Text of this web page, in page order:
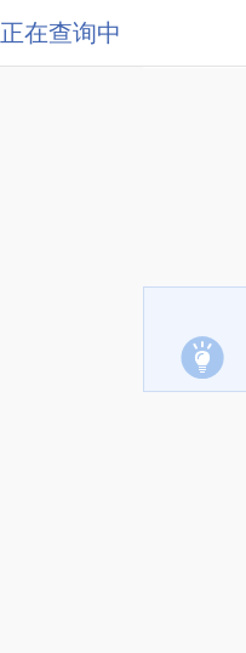
正在查询中